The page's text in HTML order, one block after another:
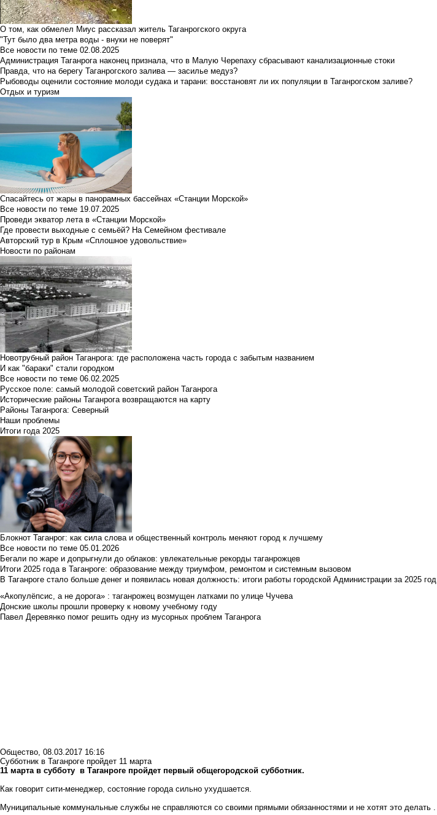
О том, как обмелел Миус рассказал житель Таганрогского округа
"Тут было два метра воды - внуки не поверят"
Все новости по теме 02.08.2025
Администрация Таганрога наконец признала, что в Малую Черепаху сбрасывают канализационные стоки
Правда, что на берегу Таганрогского залива — засилье медуз?
Рыбоводы оценили состояние молоди судака и тарани: восстановят ли их популяции в Таганрогском заливе?
Отдых и туризм
Спасайтесь от жары в панорамных бассейнах «Станции Морской»
Все новости по теме 19.07.2025
Проведи экватор лета в «Станции Морской»
Где провести выходные с семьёй? На Семейном фестивале
Авторский тур в Крым «Сплошное удовольствие»
Новости по районам
Новотрубный район Таганрога: где расположена часть города с забытым названием
И как "бараки" стали городком
Все новости по теме 06.02.2025
Русское поле: самый молодой советский район Таганрога
Исторические районы Таганрога возвращаются на карту
Районы Таганрога: Северный
Наши проблемы
Итоги года 2025
Блокнот Таганрог: как сила слова и общественный контроль меняют город к лучшему
Все новости по теме 05.01.2026
Бегали по жаре и допрыгнули до облаков: увлекательные рекорды таганрожцев
Итоги 2025 года в Таганроге: образование между триумфом, ремонтом и системным вызовом
В Таганроге стало больше денег и появилась новая должность: итоги работы городской Администрации за 2025 год
«Акопулёпсис, а не дорога» : таганрожец возмущен латками по улице Чучева
Донские школы прошли проверку к новому учебному году
Павел Деревянко помог решить одну из мусорных проблем Таганрога
Общество, 08.03.2017 16:16
Субботник в Таганроге пройдет 11 марта
11 марта в субботу в Таганроге пройдет первый общегородской субботник.
Как говорит сити-менеджер, состояние города сильно ухудшается.
Муниципальные коммунальные службы не справляются со своими прямыми обязанностями и не хотят это делать .